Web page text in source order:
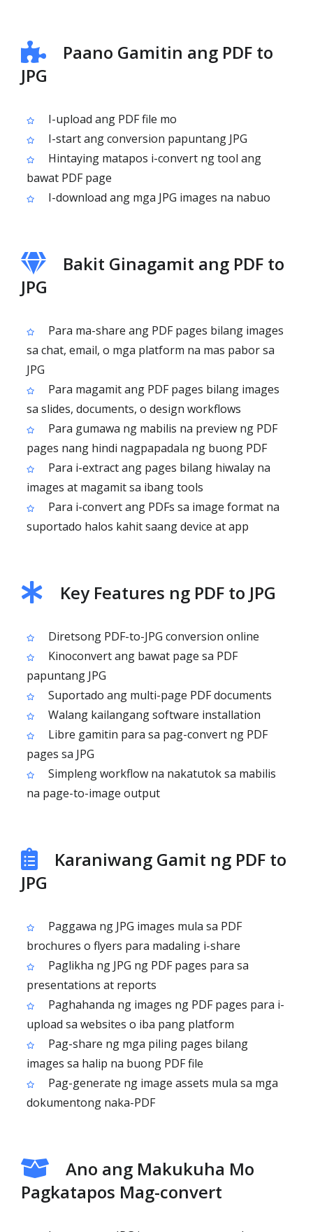
Paano Gamitin ang PDF to
JPG
I-upload ang PDF file mo
I-start ang conversion papuntang JPG
Hintaying matapos i-convert ng tool ang
bawat PDF page
I-download ang mga JPG images na nabuo
Bakit Ginagamit ang PDF to
JPG
Para ma-share ang PDF pages bilang images
sa chat, email, o mga platform na mas pabor sa
JPG
Para magamit ang PDF pages bilang images
sa slides, documents, o design workflows
Para gumawa ng mabilis na preview ng PDF
pages nang hindi nagpapadala ng buong PDF
Para i-extract ang pages bilang hiwalay na
images at magamit sa ibang tools
Para i-convert ang PDFs sa image format na
suportado halos kahit saang device at app
Key Features ng PDF to JPG
Diretsong PDF-to-JPG conversion online
Kinoconvert ang bawat page sa PDF
papuntang JPG
Suportado ang multi-page PDF documents
Walang kailangang software installation
Libre gamitin para sa pag-convert ng PDF
pages sa JPG
Simpleng workflow na nakatutok sa mabilis
na page-to-image output
Karaniwang Gamit ng PDF to
JPG
Paggawa ng JPG images mula sa PDF
brochures o flyers para madaling i-share
Paglikha ng JPG ng PDF pages para sa
presentations at reports
Paghahanda ng images ng PDF pages para i-
upload sa websites o iba pang platform
Pag-share ng mga piling pages bilang
images sa halip na buong PDF file
Pag-generate ng image assets mula sa mga
dokumentong naka-PDF
Ano ang Makukuha Mo
Pagkatapos Mag-convert